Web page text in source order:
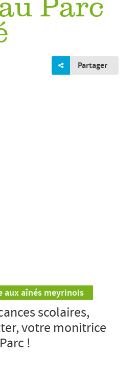
Parc
Partager
,
,
,
aux aînés meyrinois
scolaires,
votre monitrice
!